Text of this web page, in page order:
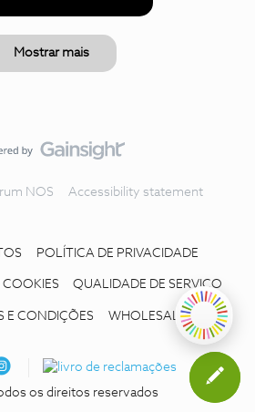
Mostrar mais
NOS Accessibility statement
POLÍTICA DE PRIVACIDADE
QUALIDADE DE SERVIÇO
E CONDIÇÕES WHOLESALE
os direitos reservados